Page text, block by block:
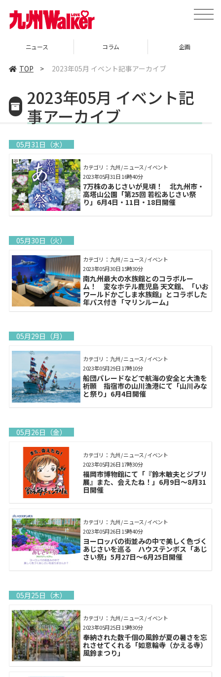
toggle
ニュース コラム 企画
TOP > 2023年05月 イベント記事アーカイブ
2023年05月 イベント記
事アーカイブ
05月31日（水）
カテゴリ： 九州 / ニュース / イベント
7万株のあじさいが見頃！ 北九州市・
高塔山公園「第25回 若松あじさい祭
り」6月4日・11日・18日開催
2023年05月31日 16時40分
05月30日（火）
カテゴリ： 九州 / ニュース / イベント
南九州最大の水族館とのコラボルー
ム！ 変なホテル鹿児島 天文館、「いお
ワールドかごしま水族館」とコラボした
年パス付き「マリンルーム」
2023年05月30日 15時30分
05月29日（月）
カテゴリ： 九州 / ニュース / イベント
船団パレードなどで航海の安全と大漁を
祈願 指宿市の山川漁港にて「山川みな
と祭り」6月4日開催
2023年05月29日 17時10分
05月26日（金）
カテゴリ： 九州 / ニュース / イベント
福岡市博物館にて「『鈴木敏夫とジブリ
展』また、会えたね！」6月9日～8月31
日開催
2023年05月26日 17時30分
カテゴリ： 九州 / ニュース / イベント
ヨーロッパの街並みの中で美しく色づく
あじさいを巡る ハウステンボス「あじ
さい祭」5月27日～6月25日開催
2023年05月26日 15時40分
05月25日（木）
カテゴリ： 九州 / ニュース / イベント
奉納された数千個の風鈴が夏の暑さを忘
れさせてくれる「如意輪寺（かえる寺）
風鈴まつり」
2023年05月25日 15時30分